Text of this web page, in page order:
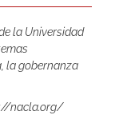
la Universidad
la gobernanza
nacla.org/